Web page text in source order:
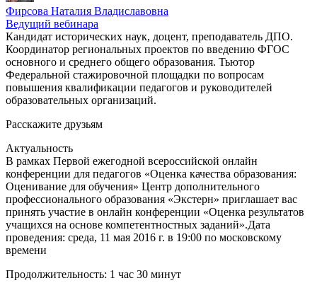
Фирсова Наталия Владиславовна
Ведущий вебинара
Кандидат исторических наук, доцент, преподаватель ДПО.
Координатор региональных проектов по введению ФГОС
основного и среднего общего образования. Тьютор
Федеральной стажировочной площадки по вопросам
повышения квалификации педагогов и руководителей
образовательных организаций.
Расскажите друзьям
Актуальность
В рамках Первой ежегодной всероссийской онлайн
конференции для педагогов «Оценка качества образования:
Оценивание для обучения» Центр дополнительного
профессионального образования «Экстерн» приглашает вас
принять участие в онлайн конференции «Оценка результатов
учащихся на основе компетентностных заданий».Дата
проведения: среда, 11 мая 2016 г. в 19:00 по московскому
времени
Продолжительность: 1 час 30 минут